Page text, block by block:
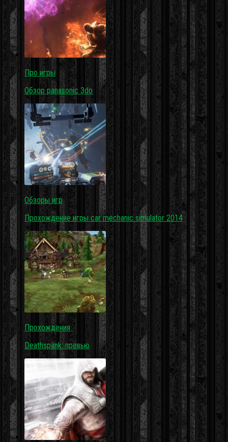
Про игры
Обзор panasonic 3do
Обзоры игр
Прохождение игры car mechanic simulator 2014
Прохождения
Deathspank: превью